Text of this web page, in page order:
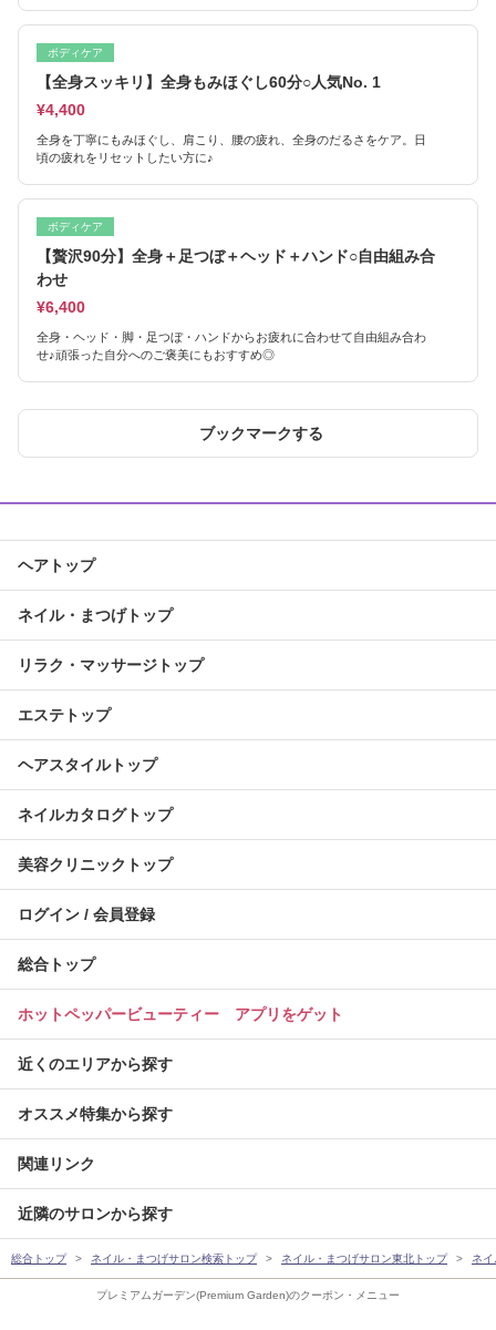
プレミアムガーデン(Premium Garden)のクーポン・メニュー
ボディケア
【全身スッキリ】全身もみほぐし60分○人気No. 1
¥4,400
全身を丁寧にもみほぐし、肩こり、腰の疲れ、全身のだるさをケア。日
頃の疲れをリセットしたい方に♪
ボディケア
【贅沢90分】全身＋足つぼ＋ヘッド＋ハンド○自由組み合
わせ
¥6,400
全身・ヘッド・脚・足つぼ・ハンドからお疲れに合わせて自由組み合わ
せ♪頑張った自分へのご褒美にもおすすめ◎
ブックマークする
ヘアトップ
ネイル・まつげトップ
リラク・マッサージトップ
エステトップ
ヘアスタイルトップ
ネイルカタログトップ
美容クリニックトップ
ログイン / 会員登録
総合トップ
ホットペッパービューティー アプリをゲット
近くのエリアから探す
オススメ特集から探す
関連リンク
近隣のサロンから探す
総合トップ ネイル・まつげサロン検索トップ ネイル・まつげサロン東北トップ ネ